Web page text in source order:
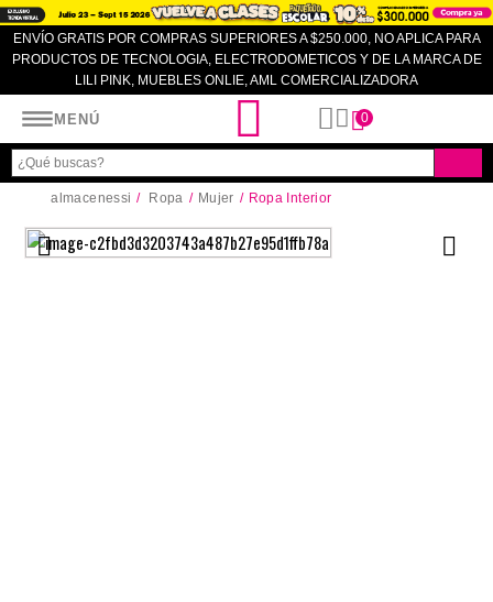
ENVÍO GRATIS POR COMPRAS SUPERIORES A $250.000, NO APLICA PARA
PRODUCTOS DE TECNOLOGIA, ELECTRODOMETICOS Y DE LA MARCA DE
LILI PINK, MUEBLES ONLIE, AML COMERCIALIZADORA
MENÚ
Almacenes SI
0
almacenessi Ropa Mujer Ropa Interior